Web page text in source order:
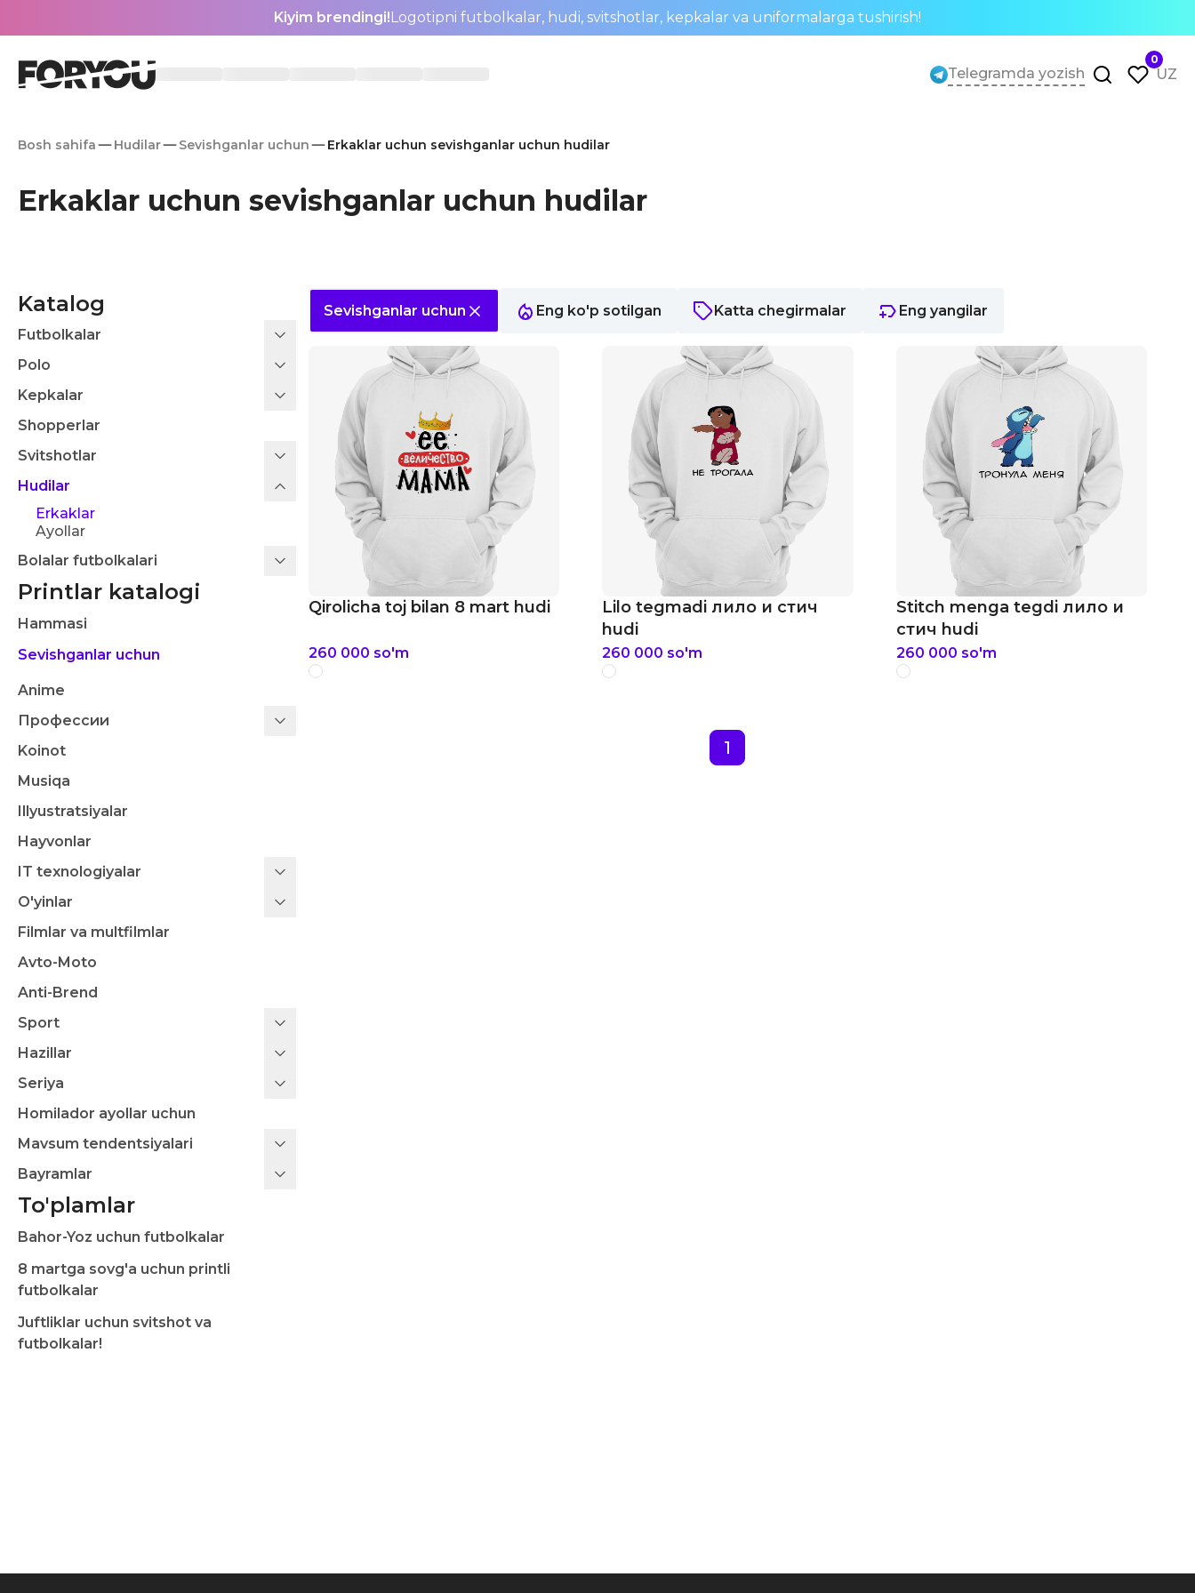
Kiyim brendingi!Logotipni futbolkalar, hudi, svitshotlar, kepkalar va uniformalarga tushirish!
Telegramda yozish
0
UZ
Bosh sahifa Hudilar Sevishganlar uchun Erkaklar uchun sevishganlar uchun hudilar
Erkaklar uchun sevishganlar uchun hudilar
Katalog
Futbolkalar
Polo
Kepkalar
Shopperlar
Svitshotlar
Hudilar
Erkaklar
Ayollar
Bolalar futbolkalari
Printlar katalogi
Hammasi
Sevishganlar uchun
Anime
Профессии
Koinot
Musiqa
Illyustratsiyalar
Hayvonlar
IT texnologiyalar
O'yinlar
Filmlar va multfilmlar
Avto-Moto
Anti-Brend
Sport
Hazillar
Seriya
Homilador ayollar uchun
Mavsum tendentsiyalari
Bayramlar
To'plamlar
Bahor-Yoz uchun futbolkalar
8 martga sovg'a uchun printli
futbolkalar
Juftliklar uchun svitshot va
futbolkalar!
Sevishganlar uchun Eng ko'p sotilgan Katta chegirmalar Eng yangilar
Qirolicha toj bilan 8 mart hudi
260 000 so'm
Lilo tegmadi лило и стич
hudi
260 000 so'm
Stitch menga tegdi лило и
стич hudi
260 000 so'm
1